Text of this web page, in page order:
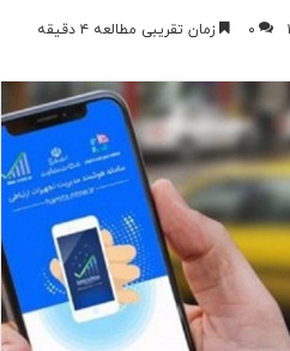
۰ زمان تقریبی مطالعه ۴ دقیقه